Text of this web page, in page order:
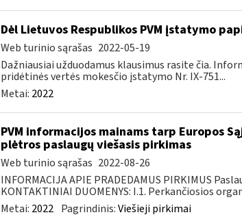
Dėl Lietuvos Respublikos PVM įstatymo
Web turinio sąrašas 2022-05-19
Dažniausiai užduodamus klausimus rasite čia.
pridėtinės vertės mokesčio įstatymo Nr. IX-751...
Metai: 2022
PVM informacijos mainams tarp Europos
plėtros paslaugų viešasis pirkimas
Web turinio sąrašas 2022-08-26
INFORMACIJA APIE PRADEDAMUS PIRKIMUS
KONTAKTINIAI DUOMENYS: I.1. Perkančiosios
Metai: 2022 Pagrindinis:Viešieji pirkimai